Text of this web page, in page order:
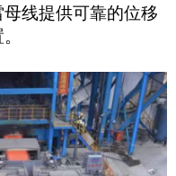
线提供可靠的位移